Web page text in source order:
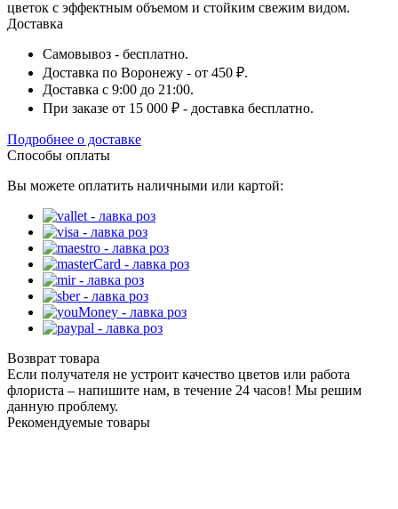
цветок с эффектным объемом и стойким свежим видом.
Доставка
Самовывоз - бесплатно.
Доставка по Воронежу - от 450 ₽.
Доставка с 9:00 до 21:00.
При заказе от 15 000 ₽ - доставка бесплатно.
Подробнее о доставке
Способы оплаты
Вы можете оплатить наличными или картой:
Возврат товара
Если получателя не устроит качество цветов или работа
флориста – напишите нам, в течение 24 часов! Мы решим
данную проблему.
Рекомендуемые товары